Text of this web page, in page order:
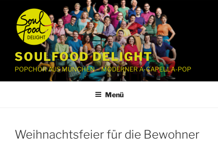
Inhalt
springen
SOULFOOD DELIGHT
POPCHOR AUS MÜNCHEN – MODERNER A-CAPELLA-POP
Menü
Weihnachtsfeier für die Bewohner